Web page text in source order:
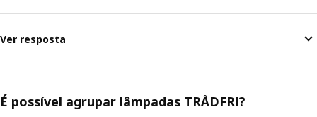
Ver resposta
É possível agrupar lâmpadas TRÅDFRI?